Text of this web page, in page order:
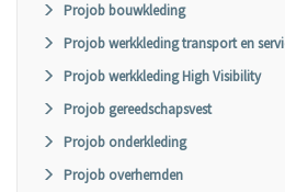
Projob bouwkleding
Projob werkkleding transport en
Projob werkkleding High Visibility
Projob gereedschapsvest
Projob onderkleding
Projob overhemden